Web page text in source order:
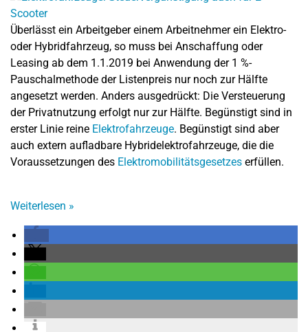
Überlässt ein Arbeitgeber einem Arbeitnehmer ein Elektro-
oder Hybridfahrzeug, so muss bei Anschaffung oder
Leasing ab dem 1.1.2019 bei Anwendung der 1 %-
Pauschalmethode der Listenpreis nur noch zur Hälfte
angesetzt werden. Anders ausgedrückt: Die Versteuerung
der Privatnutzung erfolgt nur zur Hälfte. Begünstigt sind in
erster Linie reine Elektrofahrzeuge. Begünstigt sind aber
auch extern aufladbare Hybridelektrofahrzeuge, die die
Voraussetzungen des Elektromobilitätsgesetzes erfüllen.
Weiterlesen »